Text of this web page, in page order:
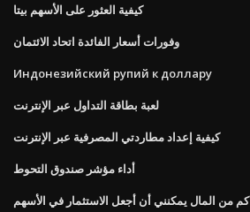
كيفية العثور على الأسهم بيتا
وفورات أسعار الفائدة اتحاد الائتمان
Индонезийский рупий к доллару
لعبة بطاقة التداول عبر الإنترنت
كيفية إعداد مطاردتي المصرفية عبر الإنترنت
أداء مؤشر صندوق التحوط
كم من المال يمكنني أن أجعل الاستثمار في الأسهم